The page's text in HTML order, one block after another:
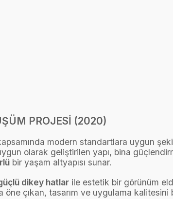
PROJESİ (2020)
modern standartlara uygun
olarak geliştirilen yapı, bina
bir yaşam altyapısı sunar.
dikey hatlarile estetik bir görünüm
çıkan, tasarım ve uygulama